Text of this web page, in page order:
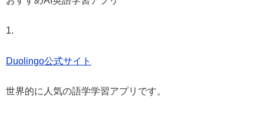
1.
Duolingo公式サイト
世界的に人気の語学学習アプリです。